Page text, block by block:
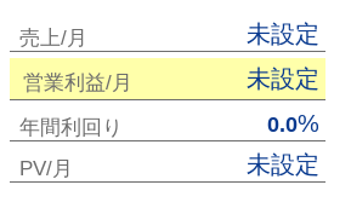
売上/月 未設定
営業利益/月 未設定
年間利回り 0.0%
PV/月 未設定